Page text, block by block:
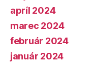
apríl 2024
marec 2024
február 2024
január 2024